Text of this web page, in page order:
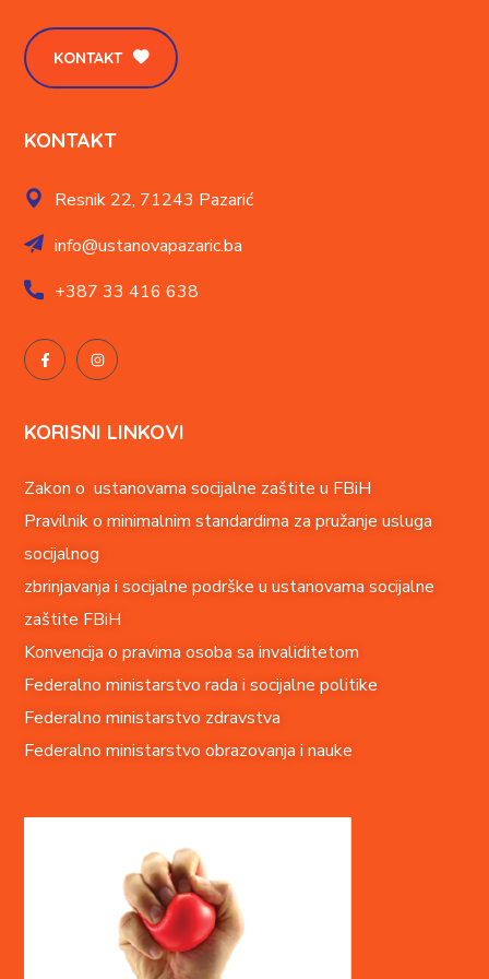
KONTAKT
KONTAKT
Resnik 22, 71243 Pazarić
info@ustanovapazaric.ba
+38733 416 638
KORISNI LINKOVI
Zakon o ustanovama socijalne zaštite u FBiH
Pravilnik o minimalnim standardima za pružanje usluga
socijalnog
zbrinjavanja i socijalne podrške u ustanovama socijalne
zaštite FBiH
Konvencija o pravima osoba sa invaliditetom
Federalno ministarstvo rada i socijalne politike
Federalno ministarstvo zdravstva
Federalno ministarstvo obrazovanja i nauke